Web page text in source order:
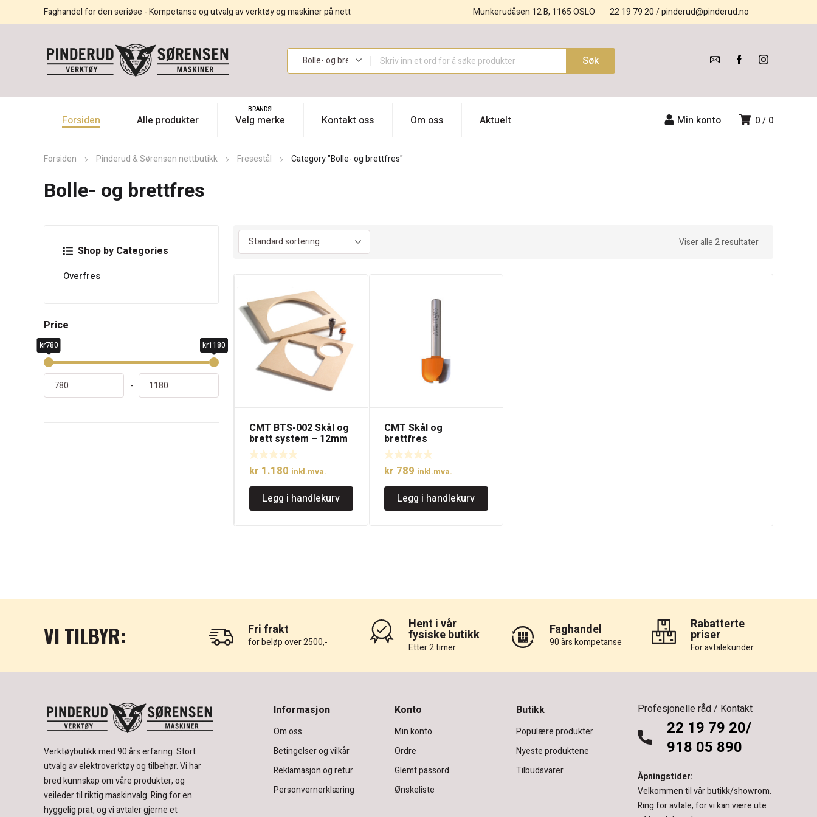
Faghandel for den seriøse - Kompetanse og utvalg av verktøy og maskiner på nett 22 19 79 20/pinderud@pinderud.no
Munkerudåsen 12 B, 1165 OSLO
Forsiden Alle produkter Velg merke
BRANDS!
Kontakt oss Om oss Aktuelt 0 0
Min konto
Forsiden Pinderud & Sørensen nettbutikk Fresestål Category "Bolle- og brettfres"
Bolle- og brettfres
Shop by Categories
Overfres
Price
kr780 kr1180
-
Viser alle 2 resultater
CMT BTS-002 Skål og
brett system – 12mm
tange
kr 1.180 inkl.mva.
Legg i handlekurv
CMT Skål og
brettfres
kr 789 inkl.mva.
Legg i handlekurv
VI TILBYR: Fri frakt
for beløp over 2500,-
Hent i vår
fysiske butikk
Etter 2 timer
Faghandel
90 års kompetanse
Rabatterte
priser
For avtalekunder
Verktøybutikk med 90 års erfaring.Stort
utvalg av elektroverktøy og tilbehør.Vi har
bred kunnskap om våre produkter, og
veileder til riktig maskinvalg. Ring for en
hyggelig prat, og vi avtaler gjerne et
Informasjon
Om oss
Betingelser og vilkår
Reklamasjon og retur
Personvernerklæring
Konto
Min konto
Ordre
Glemt passord
Ønskeliste
Butikk
Populære produkter
Nyeste produktene
Tilbudsvarer
Profesjonelle råd / Kontakt
22 19 79 20/
918 05 890
Åpningstider:
Velkommen til vår butikk/showrom.
Ring for avtale, for vi kan være ute